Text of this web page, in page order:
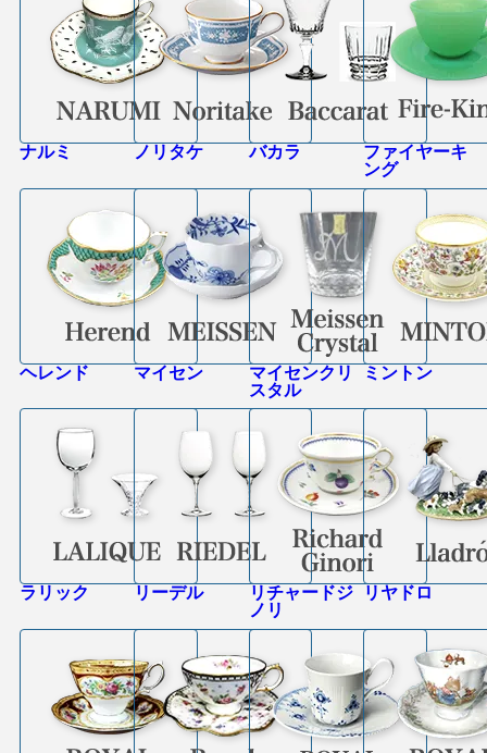
ナルミ ノリタケ バカラ
ファイヤーキ
ング
ヘレンド マイセン
マイセンクリ
スタル
ミントン
ラリック リーデル
リチャードジ
ノリ
リヤドロ